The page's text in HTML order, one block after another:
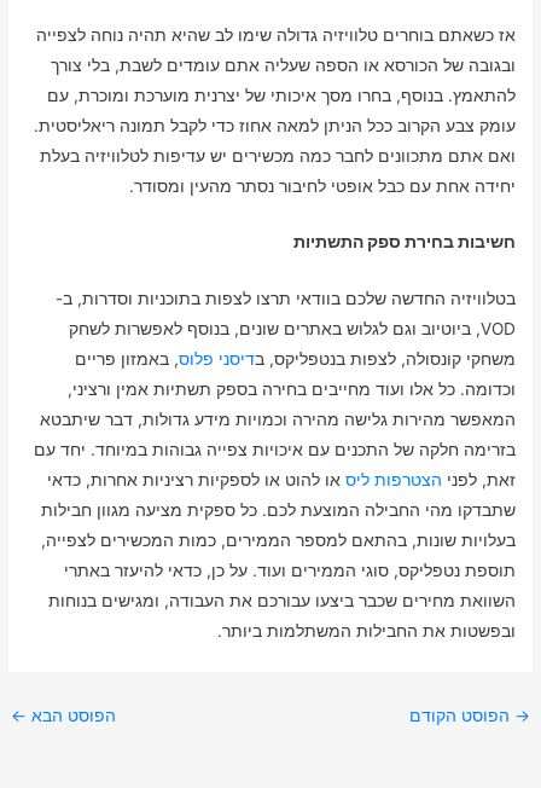
אז כשאתם בוחרים טלוויזיה גדולה שימו לב שהיא תהיה נוחה לצפייה
ובגובה של הכורסא או הספה שעליה אתם עומדים לשבת, בלי צורך
להתאמץ. בנוסף, בחרו מסך איכותי של יצרנית מוערכת ומוכרת, עם
עומק צבע הקרוב ככל הניתן למאה אחוז כדי לקבל תמונה ריאליסטית.
ואם אתם מתכוונים לחבר כמה מכשירים יש עדיפות לטלוויזיה בעלת
יחידה אחת עם כבל אופטי לחיבור נסתר מהעין ומסודר.
חשיבות בחירת ספק התשתיות
בטלוויזיה החדשה שלכם בוודאי תרצו לצפות בתוכניות וסדרות, ב-
VOD, ביוטיוב וגם לגלוש באתרים שונים, בנוסף לאפשרות לשחק
משחקי קונסולה, לצפות בנטפליקס, בדיסני פלוס, באמזון פריים
וכדומה. כל אלו ועוד מחייבים בחירה בספק תשתיות אמין ורציני,
המאפשר מהירות גלישה מהירה וכמויות מידע גדולות, דבר שיתבטא
בזרימה חלקה של התכנים עם איכויות צפייה גבוהות במיוחד. יחד עם
זאת, לפני הצטרפות ליס או להוט או לספקיות רציניות אחרות, כדאי
שתבדקו מהי החבילה המוצעת לכם. כל ספקית מציעה מגוון חבילות
בעלויות שונות, בהתאם למספר הממירים, כמות המכשירים לצפייה,
תוספת נטפליקס, סוגי הממירים ועוד. על כן, כדאי להיעזר באתרי
השוואת מחירים שכבר ביצעו עבורכם את העבודה, ומגישים בנוחות
ובפשטות את החבילות המשתלמות ביותר.
→ הפוסט הקודם הפוסט הבא ←